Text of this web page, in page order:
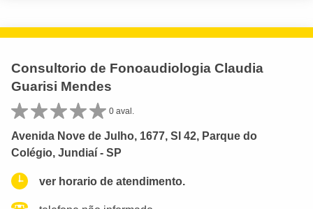
Consultorio de Fonoaudiologia Claudia
Guarisi Mendes
0 aval.
Avenida Nove de Julho, 1677, Sl 42, Parque do
Colégio, Jundiaí - SP
ver horario de atendimento.